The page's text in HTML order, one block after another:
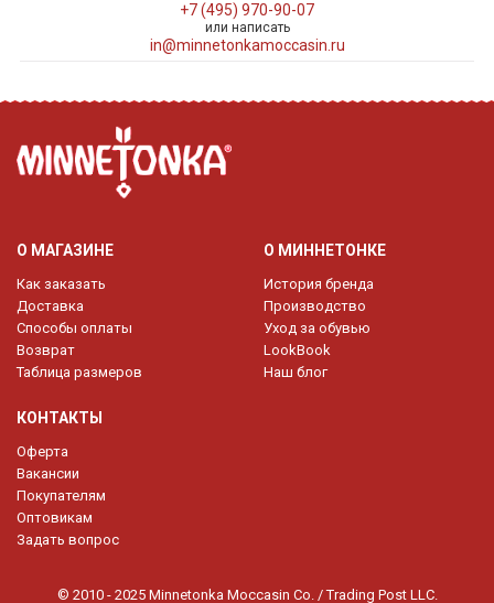
+7 (495) 970-90-07
или написать
in@minnetonkamoccasin.ru
О МАГАЗИНЕ
Как заказать
Доставка
Способы оплаты
Возврат
Таблица размеров
О МИННЕТОНКЕ
История бренда
Производство
Уход за обувью
LookBook
Наш блог
КОНТАКТЫ
Оферта
Вакансии
Покупателям
Оптовикам
Задать вопрос
© 2010 - 2025 Minnetonka Moccasin Co. / Trading Post LLC.